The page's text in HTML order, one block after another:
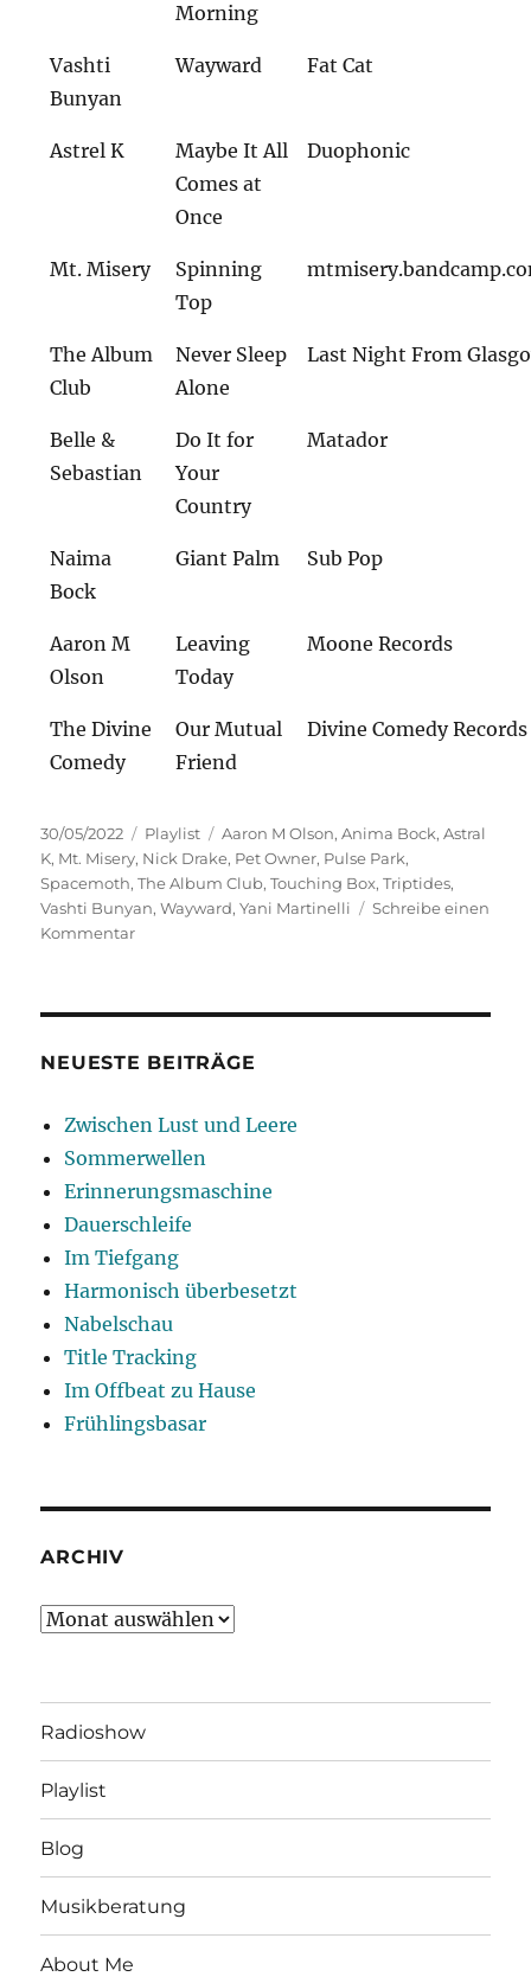
Morning
Vashti
Bunyan
Wayward Fat Cat
Astrel K
Maybe It All
Comes at
Once
Duophonic
Mt. Misery
Spinning
Top
The Album
Club
Never Sleep
Alone
Last Night From
Belle &
Sebastian
Do It for
Your
Country
Matador
Naima
Bock
Giant Palm Sub Pop
Aaron M
Olson
Leaving
Today
Moone Records
The Divine
Comedy
Our Mutual
Friend
Divine Comedy Records
Veröffentlicht
am
30/05/2022 Kategorien
Playlist Schlagwörter
Aaron M Olson,Anima Bock,Astral
K, Mt. Misery, Nick Drake, Pet Owner, Pulse Park,
Spacemoth,The Album Club,Touching Box,Triptides,
Vashti Bunyan,Wayward,Yani Martinelli
Schreibe einen
Kommentarzu
NEUESTE BEITRÄGE
Zwischen Lust und Leere
Sommerwellen
Erinnerungsmaschine
Dauerschleife
Im Tiefgang
Harmonisch überbesetzt
Nabelschau
Title Tracking
Im Offbeat zu Hause
Frühlingsbasar
ARCHIV
Archiv
Radioshow
Playlist
Blog
Musikberatung
About Me